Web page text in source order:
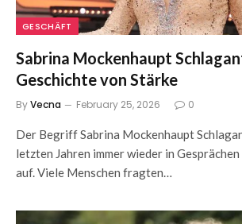
GESCHÄFT
Sabrina Mockenhaupt
Geschichte von Stärke
ByVecna February 25, 2026 0
Der Begriff Sabrina Mockenhaupt
letzten Jahren immer wieder in
auf. Viele Menschen fragten…